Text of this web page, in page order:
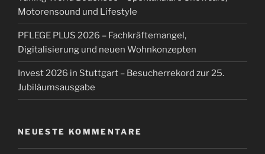
Motorensound und Lifestyle
PFLEGE PLUS 2026 – Fachkräftemangel,
Digitalisierung und neuen Wohnkonzepten
Invest 2026 in Stuttgart – Besucherrekord zur 25.
Jubiläumsausgabe
NEUESTE KOMMENTARE